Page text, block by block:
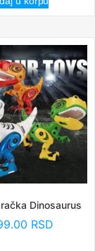
Dinosaurus
RSD